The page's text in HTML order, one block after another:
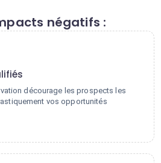
négatifs :
décourage les prospects les
vos opportunités